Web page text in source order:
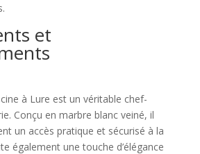
et
à Lure est un véritable chef-
Conçu en marbre blanc veiné, il
un accès pratique et sécurisé à la
également une touche d’élégance